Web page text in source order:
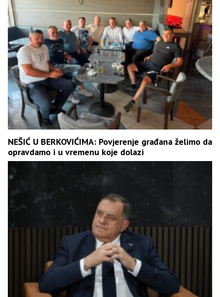
NEŠIĆ U BERKOVIĆIMA: Povjerenje građana želimo da
opravdamo i u vremenu koje dolazi